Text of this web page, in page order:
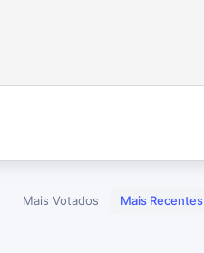
Mais Votados Mais Recentes